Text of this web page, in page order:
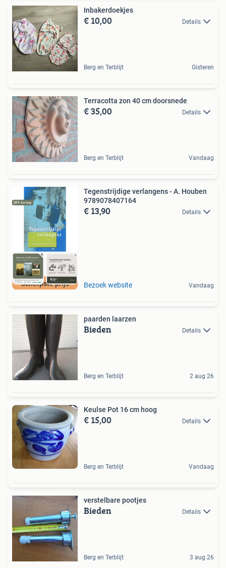
Inbakerdoekjes
€ 10,00 Details
Berg en Terblijt Gisteren
Terracotta zon 40 cm doorsnede
€ 35,00 Details
Berg en Terblijt Vandaag
Scherpste prijs
Tegenstrijdige verlangens - A. Houben
9789078407164
€ 13,90 Details
Bezoek website Vandaag
paarden laarzen
Bieden Details
Berg en Terblijt 2 aug 26
Keulse Pot 16 cm hoog
€ 15,00 Details
Berg en Terblijt Vandaag
verstelbare pootjes
Bieden Details
Berg en Terblijt 3 aug 26